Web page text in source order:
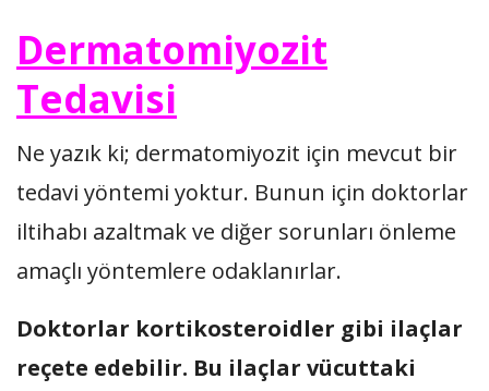
Dermatomiyozit
Tedavisi
Ne yazık ki; dermatomiyozit için mevcut bir
tedavi yöntemi yoktur. Bunun için doktorlar
iltihabı azaltmak ve diğer sorunları önleme
amaçlı yöntemlere odaklanırlar.
Doktorlar kortikosteroidler gibi ilaçlar
reçete edebilir. Bu ilaçlar vücuttaki